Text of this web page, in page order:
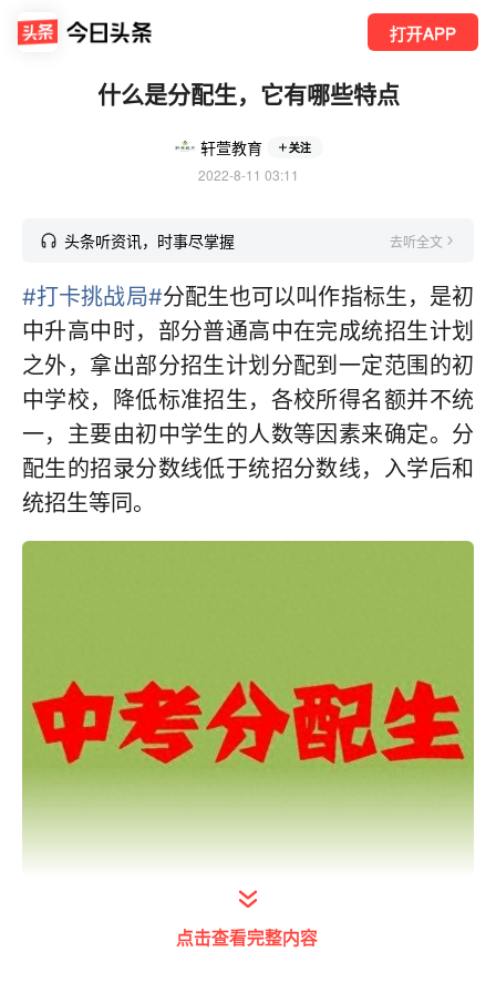
打开APP
什么是分配生，它有哪些特点
轩萱教育 关注
2022-8-11 03:11
头条听资讯，时事尽掌握 去听全文
#打卡挑战局#分配生也可以叫作指标生，是初
中升高中时，部分普通高中在完成统招生计划
之外，拿出部分招生计划分配到一定范围的初
中学校，降低标准招生，各校所得名额并不统
一，主要由初中学生的人数等因素来确定。分
配生的招录分数线低于统招分数线，入学后和
统招生等同。
打开今日头条查看图片详情
随着社会的发展，对于学生来说，中考压力增
点击查看完整内容